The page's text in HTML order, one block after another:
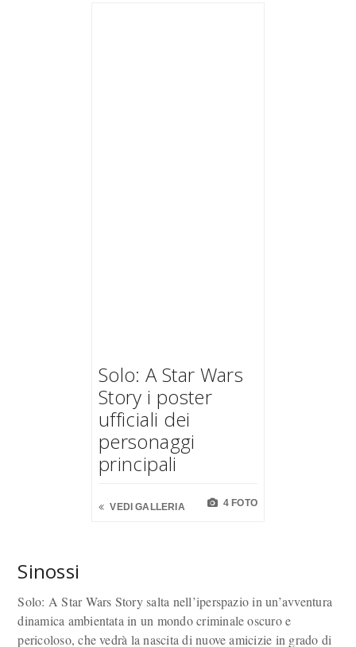
Solo: A Star Wars
Story i poster
ufficiali dei
personaggi
principali
VEDI GALLERIA 4 FOTO
Sinossi
Solo: A Star Wars Story salta nell’iperspazio in un’avventura
dinamica ambientata in un mondo criminale oscuro e
pericoloso, che vedrà la nascita di nuove amicizie in grado di